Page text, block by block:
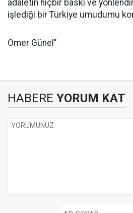
adaletin hiçbir baskı ve
işlediği bir Türkiye umudumu
Ömer Günel"
HABERE YORUM KAT